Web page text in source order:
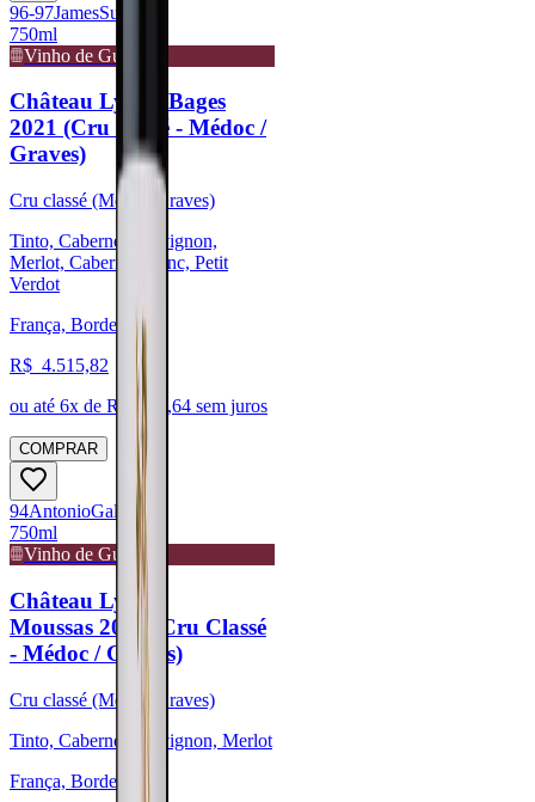
96-97JamesSuckling
750ml
Vinho de Guarda
Château Lynch-Bages
2021 (Cru classé - Médoc /
Graves)
Cru classé (Médoc/Graves)
Tinto, Cabernet Sauvignon,
Merlot, Cabernet Franc, Petit
Verdot
França, Bordeaux
R$ 4.515,82
ou até 6x de R$ 752,64 sem juros
COMPRAR
94AntonioGalloni
750ml
Vinho de Guarda
Château Lynch-
Moussas 2021 (Cru Classé
- Médoc / Graves)
Cru classé (Médoc/Graves)
Tinto, Cabernet Sauvignon, Merlot
França, Bordeaux